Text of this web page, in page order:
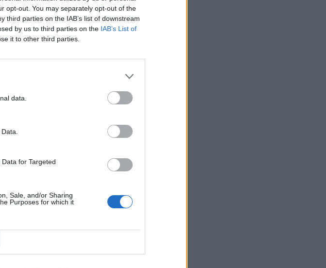
opt-out. You may separately opt-out of the
third parties on the IAB’s list of downstream
by us to third parties on the IAB’s List of
it to other third parties.
data.
for Targeted
Sale, and/or Sharing
Purposes for which it